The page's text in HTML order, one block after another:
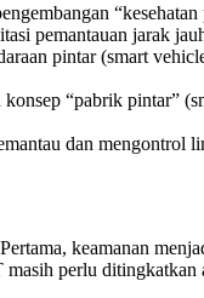
pemantauan jarak
pintar (smart
“pabrik pintar”
dan mengontrol
keamanan
perlu